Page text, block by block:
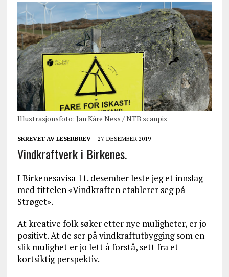
Illustrasjonsfoto: Jan Kåre Ness / NTB scanpix
SKREVET AV LESERBREV 27. DESEMBER 2019
Vindkraftverk i Birkenes.
I Birkenesavisa 11. desember leste jeg et innslag
med tittelen «Vindkraften etablerer seg på
Strøget».
At kreative folk søker etter nye muligheter, er jo
positivt. At de ser på vindkraftutbygging som en
slik mulighet er jo lett å forstå, sett fra et
kortsiktig perspektiv.